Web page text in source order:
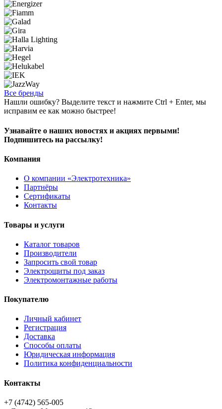
Все бренды
Нашли ошибку? Выделите текст и нажмите Ctrl + Enter, мы
исправим ее как можно быстрее!
Узнавайте о наших новостях и акциях первыми!
Подпишитесь на рассылку!
Компания
О компании «Электротехника»
Партнёры
Сертификаты
Контакты
Товары и услуги
Каталог товаров
Производители
Запросить свой товар
Электрощиты под заказ
Электромонтажные работы
Покупателю
Личный кабинет
Регистрация
Доставка
Способы оплаты
Юридическая информация
Политика конфиденциальности
Контакты
+7 (4742) 565-005